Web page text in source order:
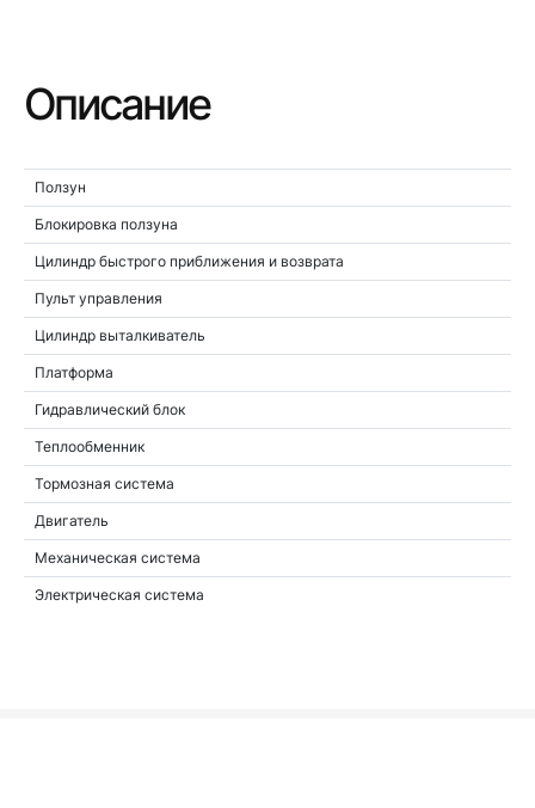
Описание
Ползун
Блокировка ползуна
Цилиндр быстрого приближения и возврата
Пульт управления
Цилиндр выталкиватель
Платформа
Гидравлический блок
Теплообменник
Тормозная система
Двигатель
Механическая система
Электрическая система